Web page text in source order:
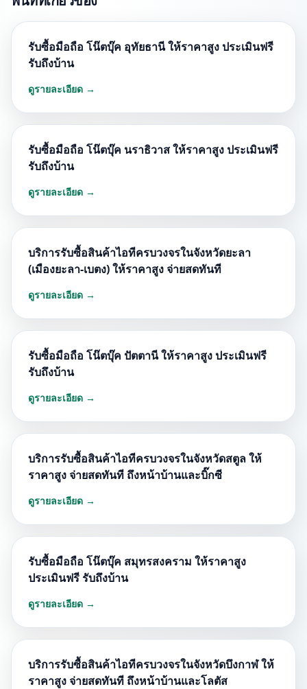
รับซื้อมือถือ โน๊ตบุ๊ค อุทัยธานี ให้ราคาสูง ประเมินฟรี
รับถึงบ้าน
ดูรายละเอียด →
รับซื้อมือถือ โน๊ตบุ๊ค นราธิวาส ให้ราคาสูง ประเมินฟรี
รับถึงบ้าน
ดูรายละเอียด →
บริการรับซื้อสินค้าไอทีครบวงจรในจังหวัดยะลา
(เมืองยะลา-เบตง) ให้ราคาสูง จ่ายสดทันที
ดูรายละเอียด →
รับซื้อมือถือ โน๊ตบุ๊ค ปัตตานี ให้ราคาสูง ประเมินฟรี
รับถึงบ้าน
ดูรายละเอียด →
บริการรับซื้อสินค้าไอทีครบวงจรในจังหวัดสตูล ให้
ราคาสูง จ่ายสดทันที ถึงหน้าบ้านและบิ๊กซี
ดูรายละเอียด →
รับซื้อมือถือ โน๊ตบุ๊ค สมุทรสงคราม ให้ราคาสูง
ประเมินฟรี รับถึงบ้าน
ดูรายละเอียด →
บริการรับซื้อสินค้าไอทีครบวงจรในจังหวัดบึงกาฬ ให้
ราคาสูง จ่ายสดทันที ถึงหน้าบ้านและโลตัส